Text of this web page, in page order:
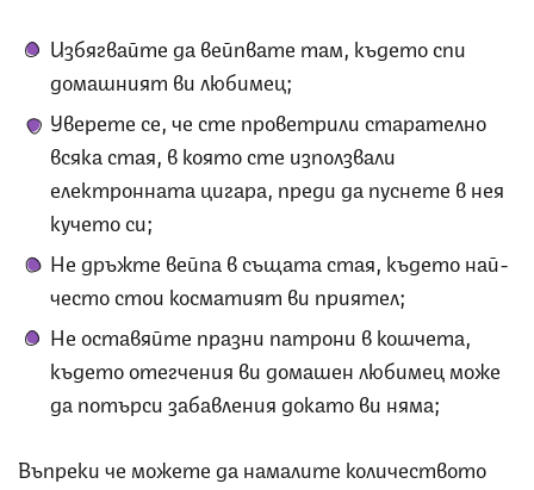
Избягвайте да вейпвате там, където спи
домашният ви любимец;
Уверете се, че сте проветрили старателно
всяка стая, в която сте използвали
електронната цигара, преди да пуснете в нея
кучето си;
Не дръжте вейпа в същата стая, където най-
често стои косматият ви приятел;
Не оставяйте празни патрони в кошчета,
където отегчения ви домашен любимец може
да потърси забавления докато ви няма;
Въпреки че можете да намалите количеството